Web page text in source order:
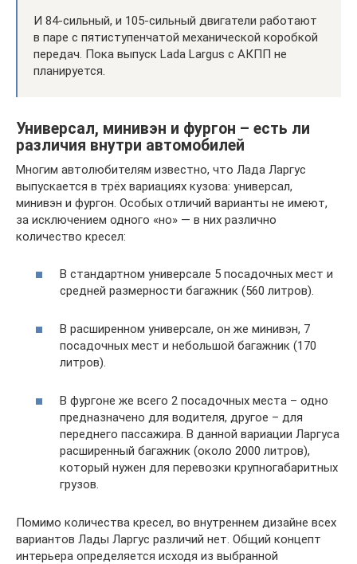
И 84-сильный, и 105-сильный двигатели работают
в паре с пятиступенчатой ​​механической коробкой
передач. Пока выпуск Lada Largus с АКПП не
планируется.
Универсал, минивэн и фургон – есть ли
различия внутри автомобилей
Многим автолюбителям известно, что Лада Ларгус
выпускается в трёх вариациях кузова: универсал,
минивэн и фургон. Особых отличий варианты не имеют,
за исключением одного «но» — в них различно
количество кресел:
В стандартном универсале 5 посадочных мест и
средней размерности багажник (560 литров).
В расширенном универсале, он же минивэн, 7
посадочных мест и небольшой багажник (170
литров).
В фургоне же всего 2 посадочных места – одно
предназначено для водителя, другое – для
переднего пассажира. В данной вариации Ларгуса
расширенный багажник (около 2000 литров),
который нужен для перевозки крупногабаритных
грузов.
Помимо количества кресел, во внутреннем дизайне всех
вариантов Лады Ларгус различий нет. Общий концепт
интерьера определяется исходя из выбранной